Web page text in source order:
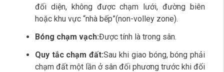
đối diện, không được chạm lưới, đường biên
hoặc khu vực “nhà bếp”(non-volley zone).
Bóng chạm vạch:Được tính là trong sân.
Quy tắc chạm đất:Sau khi giao bóng, bóng phải
chạm đất một lần ở sân đối phương trước khi đối